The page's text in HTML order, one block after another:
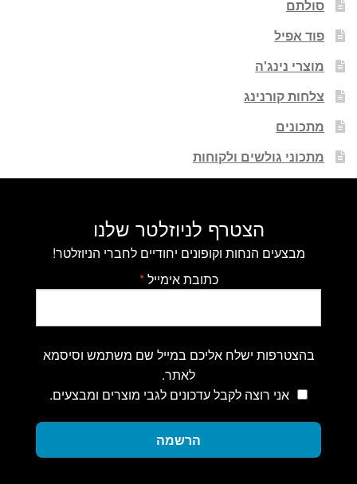
סולתם
פוד אפיל
מוצרי נינג'ה
צלחות קורנינג
מתכונים
מתכוני גולשים ולקוחות
הצטרף לניוזלטר שלנו
מבצעים הנחות וקופונים יחודיים לחברי הניוזלטר!
כתובת אימייל*
בהצטרפות ישלח אליכם במייל שם משתמש וסיסמא
לאתר.
אני רוצה לקבל עדכונים לגבי מוצרים ומבצעים.
הרשמה